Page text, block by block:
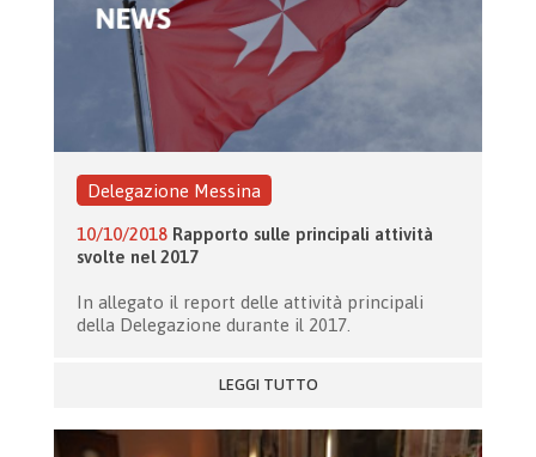
Delegazione Messina
10/10/2018 Rapporto sulle principali attività
svolte nel 2017
In allegato il report delle attività principali
della Delegazione durante il 2017.
LEGGI TUTTO